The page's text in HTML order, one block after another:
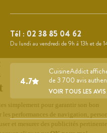
Tél : 02 38 85 04 62
Du lundi au vendredi de 9h à 13h et de
4.7
CuisineAddict
de 3 700 avis
VOIR TOUS LES AVIS